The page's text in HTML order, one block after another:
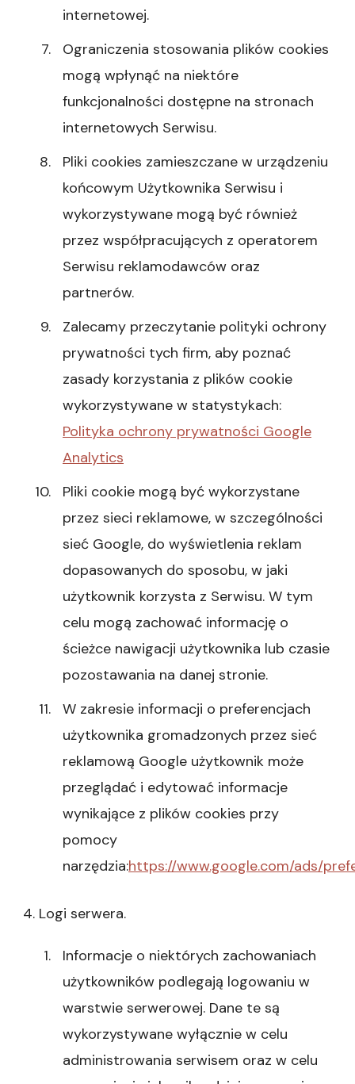
internetowej.
Ograniczenia stosowania plików cookies
mogą wpłynąć na niektóre
funkcjonalności dostępne na stronach
internetowych Serwisu.
Pliki cookies zamieszczane w urządzeniu
końcowym Użytkownika Serwisu i
wykorzystywane mogą być również
przez współpracujących z operatorem
Serwisu reklamodawców oraz
partnerów.
Zalecamy przeczytanie polityki ochrony
prywatności tych firm, aby poznać
zasady korzystania z plików cookie
wykorzystywane w statystykach:
Polityka ochrony prywatności Google
Analytics
Pliki cookie mogą być wykorzystane
przez sieci reklamowe, w szczególności
sieć Google, do wyświetlenia reklam
dopasowanych do sposobu, w jaki
użytkownik korzysta z Serwisu. W tym
celu mogą zachować informację o
ścieżce nawigacji użytkownika lub czasie
pozostawania na danej stronie.
W zakresie informacji o preferencjach
użytkownika gromadzonych przez sieć
reklamową Google użytkownik może
przeglądać i edytować informacje
wynikające z plików cookies przy
pomocy
narzędzia:https://www.google.com/ads/
4. Logi serwera.
Informacje o niektórych zachowaniach
użytkowników podlegają logowaniu w
warstwie serwerowej. Dane te są
wykorzystywane wyłącznie w celu
administrowania serwisem oraz w celu